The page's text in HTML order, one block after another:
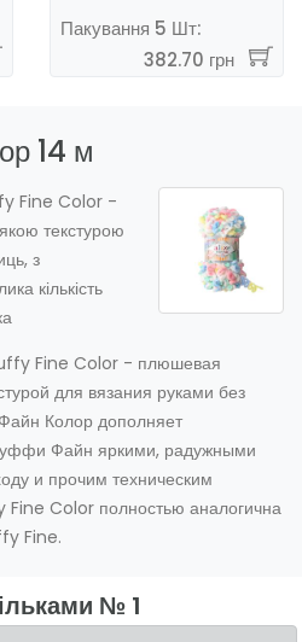
№ 1
Пакування 5 Шт:
382.70 грн
14 м
Fine Color -
текстурою
з
кількість
Fine Color - плюшевая
для вязания руками без
Колор дополняет
Файн яркими, радужными
и прочим техническим
Fine Color полностью аналогична
Fine.